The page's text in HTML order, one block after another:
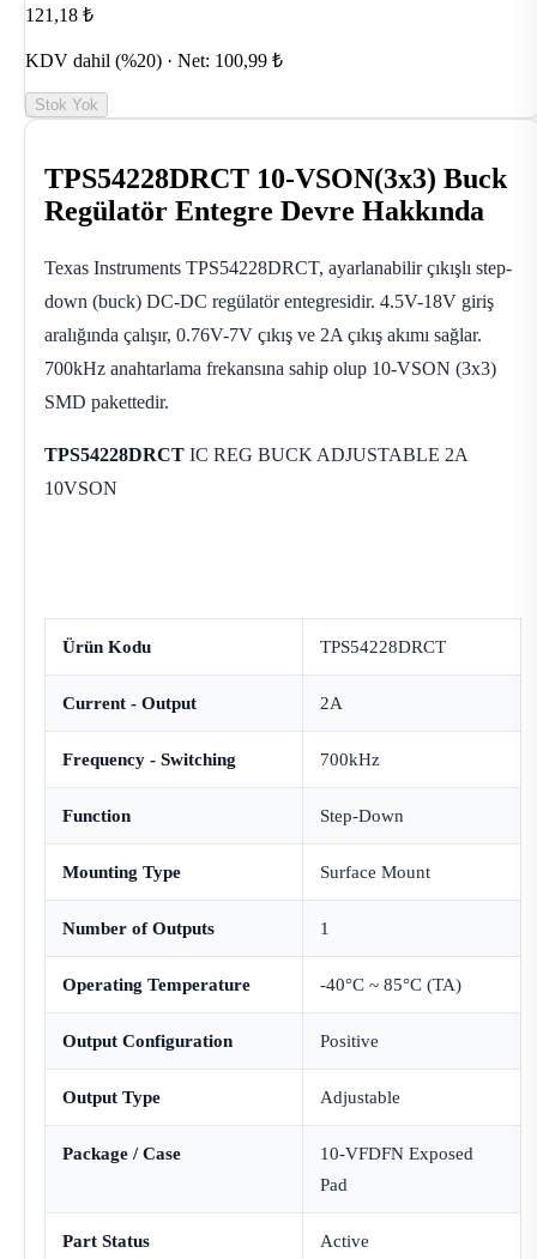
121,18 ₺
KDV dahil (%20) · Net: 100,99 ₺
Stok Yok
TPS54228DRCT 10-VSON(3x3) Buck
Regülatör Entegre Devre Hakkında
Texas Instruments TPS54228DRCT, ayarlanabilir çıkışlı step-
down (buck) DC-DC regülatör entegresidir. 4.5V-18V giriş
aralığında çalışır, 0.76V-7V çıkış ve 2A çıkış akımı sağlar.
700kHz anahtarlama frekansına sahip olup 10-VSON (3x3)
SMD pakettedir.
TPS54228DRCT IC REG BUCK ADJUSTABLE 2A
10VSON
Ürün Kodu TPS54228DRCT
Current - Output 2A
Frequency - Switching 700kHz
Function Step-Down
Mounting Type Surface Mount
Number of Outputs 1
Operating Temperature -40°C ~ 85°C (TA)
Output Configuration Positive
Output Type Adjustable
Package / Case
10-VFDFN Exposed
Pad
Part Status Active